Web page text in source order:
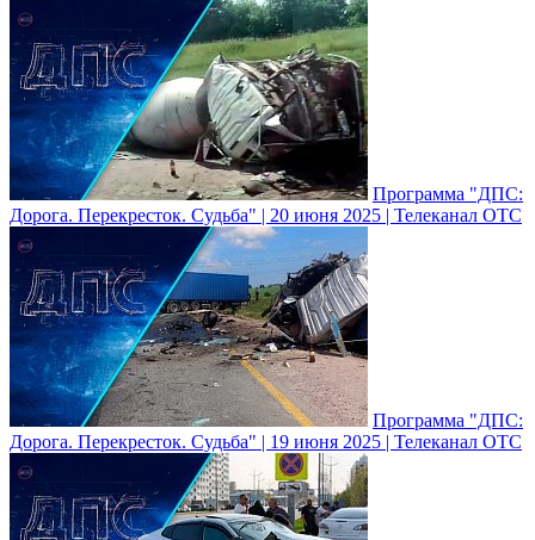
Программа "ДПС:
Дорога. Перекресток. Судьба" | 20 июня 2025 | Телеканал ОТС
Программа "ДПС:
Дорога. Перекресток. Судьба" | 19 июня 2025 | Телеканал ОТС